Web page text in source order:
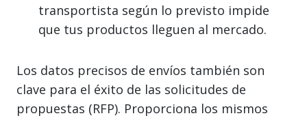
transportista según lo previsto impide
que tus productos lleguen al mercado.
Los datos precisos de envíos también son
clave para el éxito de las solicitudes de
propuestas (RFP). Proporciona los mismos